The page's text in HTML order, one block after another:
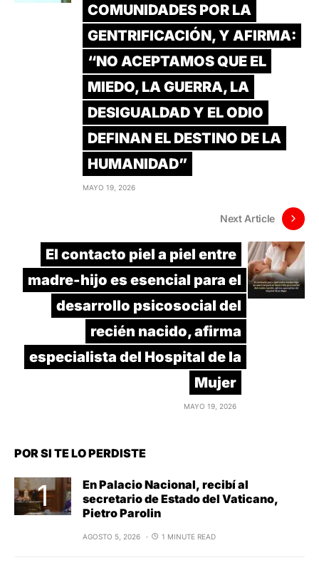
COMUNIDADES POR LA
GENTRIFICACIÓN, Y AFIRMA:
“NO ACEPTAMOS QUE EL
MIEDO, LA GUERRA, LA
DESIGUALDAD Y EL ODIO
DEFINAN EL DESTINO DE LA
HUMANIDAD”
MAYO 19, 2026
Next Article
El contacto piel a piel entre
madre-hijo es esencial para el
desarrollo psicosocial del
recién nacido, afirma
especialista del Hospital de la
Mujer
MAYO 19, 2026
POR SI TE LO PERDISTE
En Palacio Nacional, recibí al
secretario de Estado del Vaticano,
Pietro Parolin
AGOSTO 5, 2026 1 MINUTE READ